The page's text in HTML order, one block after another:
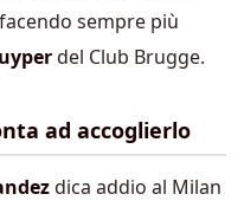
sempre più
del Club Brugge.
ad accoglierlo
dica addio al Milan